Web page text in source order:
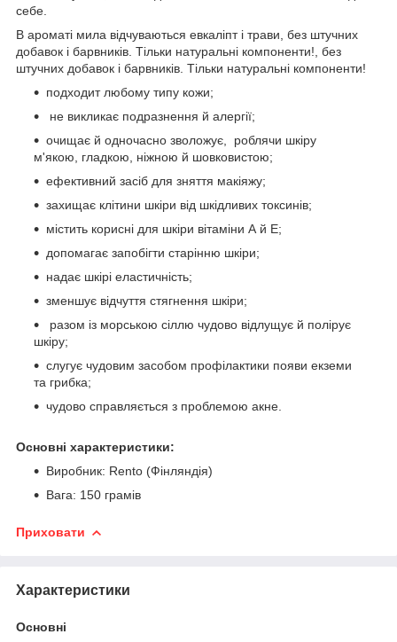
себе.
В ароматі мила відчуваються евкаліпт і трави, без штучних
добавок і барвників. Тільки натуральні компоненти!, без
штучних добавок і барвників. Тільки натуральні компоненти!
подходит любому типу кожи;
не викликає подразнення й алергії;
очищає й одночасно зволожує, роблячи шкіру
м'якою, гладкою, ніжною й шовковистою;
ефективний засіб для зняття макіяжу;
захищає клітини шкіри від шкідливих токсинів;
містить корисні для шкіри вітаміни А й Е;
допомагає запобігти старінню шкіри;
надає шкірі еластичність;
зменшує відчуття стягнення шкіри;
разом із морською сіллю чудово відлущує й полірує
шкіру;
слугує чудовим засобом профілактики появи екземи
та грибка;
чудово справляється з проблемою акне.
Основні характеристики:
Виробник: Rento (Фінляндія)
Вага: 150 грамів
Приховати
Характеристики
Основні